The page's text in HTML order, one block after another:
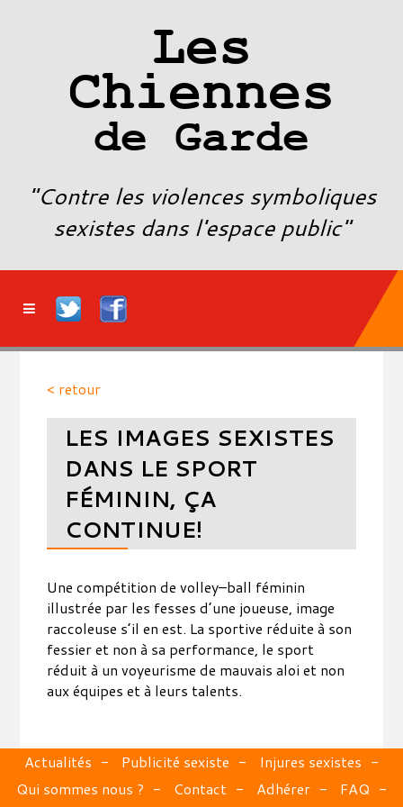
Les
Chiennes
de Garde
"Contre les violences symboliques
sexistes dans l'espace public"
< retour
LES IMAGES SEXISTES
DANS LE SPORT
FÉMININ, ÇA
CONTINUE!
Une compétition de volley–ball féminin
illustrée par les fesses d’une joueuse, image
raccoleuse s’il en est. La sportive réduite à son
fessier et non à sa performance, le sport
réduit à un voyeurisme de mauvais aloi et non
aux équipes et à leurs talents.
Actualités Publicité sexiste
Injures sexistes
Qui sommes nous ?
Contact Adhérer
FAQ